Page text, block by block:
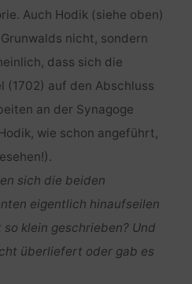
Auch Hodik (siehe oben)
nicht, sondern
dass sich die
(1702) auf den Abschluss
an der Synagoge
wie schon angeführt,
sich die beiden
eigentlich hinaufseilen
klein geschrieben? Und
überliefert oder gab es